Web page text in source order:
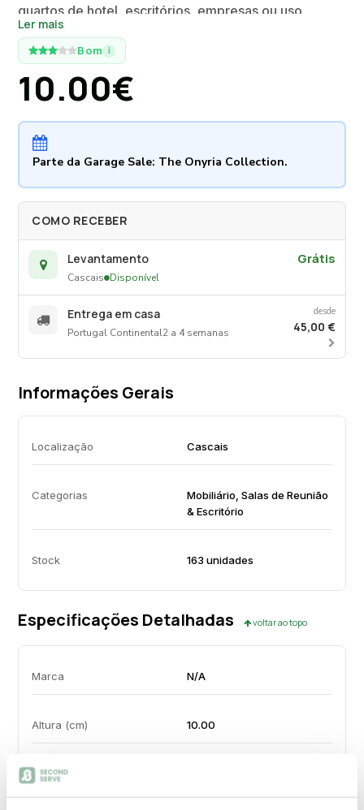
quartos de hotel, escritórios, empresas ou uso
doméstico.
Ler mais
Bom i
10.00€
Parte da Garage Sale: The Onyria Collection.
COMO RECEBER
Levantamento
Cascais Disponível
Grátis
Entrega em casa
Portugal Continental2 a 4 semanas
desde
45,00 €
Informações Gerais
Localização Cascais
Categorias
Mobiliário, Salas de Reunião
& Escritório
Stock 163 unidades
Especificações Detalhadas voltar ao topo
Marca N/A
Altura (cm) 10.00
Largura (cm)